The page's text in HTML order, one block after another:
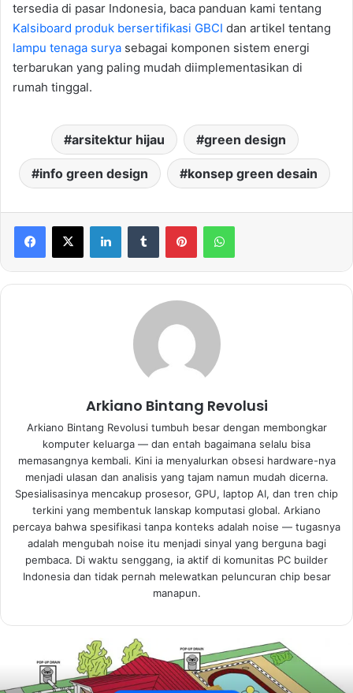
tersedia di pasar Indonesia, baca panduan kami tentang
Kalsiboard produk bersertifikasi GBCI dan artikel tentang
lampu tenaga surya sebagai komponen sistem energi
terbarukan yang paling mudah diimplementasikan di
rumah tinggal.
arsitektur hijau green design
info green design konsep green desain
LinkedInTumblr PinterestWhatsApp
Arkiano Bintang Revolusi
Arkiano Bintang Revolusi tumbuh besar dengan membongkar
komputer keluarga — dan entah bagaimana selalu bisa
memasangnya kembali. Kini ia menyalurkan obsesi hardware-nya
menjadi ulasan dan analisis yang tajam namun mudah dicerna.
Spesialisasinya mencakup prosesor, GPU, laptop AI, dan tren chip
terkini yang membentuk lanskap komputasi global. Arkiano
percaya bahwa spesifikasi tanpa konteks adalah noise — tugasnya
adalah mengubah noise itu menjadi sinyal yang berguna bagi
pembaca. Di waktu senggang, ia aktif di komunitas PC builder
Indonesia dan tidak pernah melewatkan peluncuran chip besar
manapun.